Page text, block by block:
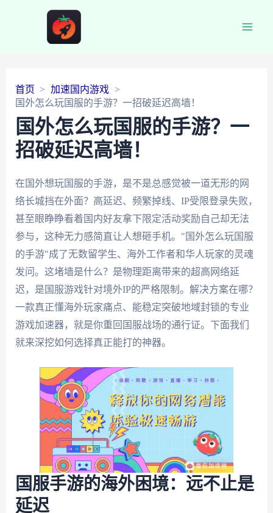
首页
加速国内游戏
国外怎么玩国服的手游？一招破延迟高墙！
国外怎么玩国服的手游？一
招破延迟高墙！
在国外想玩国服的手游，是不是总感觉被一道无形的网
络长城挡在外面？高延迟、频繁掉线、IP受限登录失败，
甚至眼睁睁看着国内好友拿下限定活动奖励自己却无法
参与，这种无力感简直让人想砸手机。"国外怎么玩国服
的手游"成了无数留学生、海外工作者和华人玩家的灵魂
发问。这堵墙是什么？是物理距离带来的超高网络延
迟，是国服游戏针对境外IP的严格限制。解决方案在哪？
一款真正懂海外玩家痛点、能稳定突破地域封锁的专业
游戏加速器，就是你重回国服战场的通行证。下面我们
就来深挖如何选择真正能打的神器。
国服手游的海外困境：远不止是
延迟